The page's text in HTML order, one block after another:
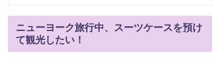
ニューヨーク旅行中、スーツケースを預け
て観光したい！